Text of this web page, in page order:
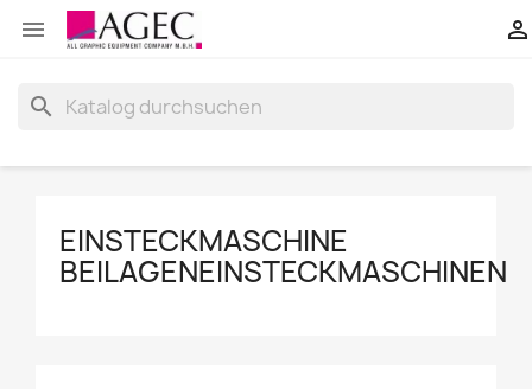
 
search
EINSTECKMASCHINE
BEILAGENEINSTECKMASCHINEN